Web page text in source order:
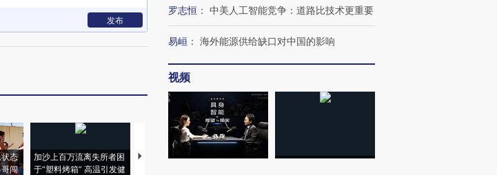
发布
态
闯
加沙上百万流离失所者困
于“塑料烤箱” 高温引发健
马航飞行员跨国走私7万
罗志恒 ： 中美人工智能竞争：道路比技术更重要
易峘 ： 海外能源供给缺口对中国的影响
视频